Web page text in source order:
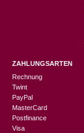
ZAHLUNGSARTEN
Rechnung
Twint
PayPal
MasterCard
Postfinance
Visa